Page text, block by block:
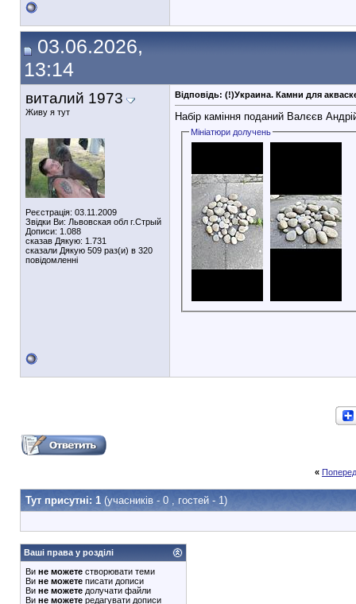
03.06.2026,
13:14
виталий 1973
Живу я тут
Реєстрація: 03.11.2009
Звідки Ви: Львовская обл г.Стрый
Дописи: 1.088
сказав Дякую: 1.731
сказали Дякую 509 раз(и) в 320
повідомленні
Відповідь: (!)Украина. Камни для
Набір каміння поданий Валєєв
Мініатюри долучень
«
Тут присутні: 1 (учасників - 0 , гостей - 1)
Ваші права у розділі
Ви не можете створювати теми
Ви не можете писати дописи
Ви не можете долучати файли
Ви не можете редагувати дописи